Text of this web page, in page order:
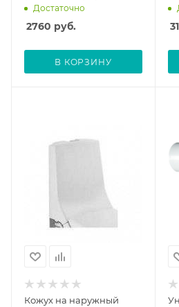
118.026.21.1
Достаточно
2760 руб.
В КОРЗИНУ
31
Кожух на наружный